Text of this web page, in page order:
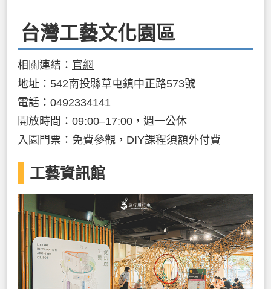
台灣工藝文化園區
相關連結： 官網
地址：542南投縣草屯鎮中正路573號
電話：0492334141
開放時間：09:00–17:00，週一公休
入園門票：免費參觀，DIY課程須額外付費
工藝資訊館